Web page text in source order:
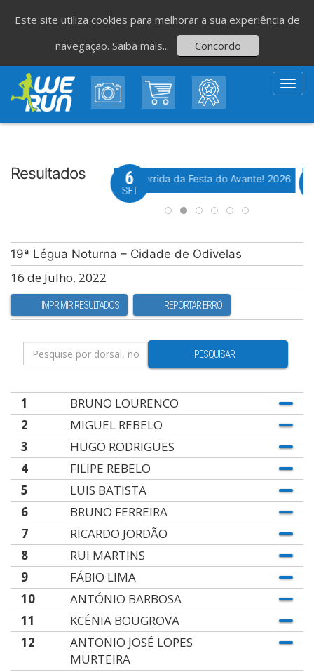
Resultados
de São Romão Evento WeTiming
37ª Corrida da Festa do Avante! 2026
6
SET
19ª Légua Noturna – Cidade de Odivelas
16 de Julho, 2022
IMPRIMIR RESULTADOS REPORTAR ERRO
PESQUISAR
1
BRUNO LOURENCO
2
MIGUEL REBELO
3
HUGO RODRIGUES
4
FILIPE REBELO
5
LUIS BATISTA
6
BRUNO FERREIRA
7
RICARDO JORDÃO
8
RUI MARTINS
9
FÁBIO LIMA
10
ANTÓNIO BARBOSA
11
KCÉNIA BOUGROVA
12
ANTONIO JOSÉ LOPES
MURTEIRA
Este site utiliza cookies para melhorar a sua experiência de
navegação. Saiba mais... Concordo